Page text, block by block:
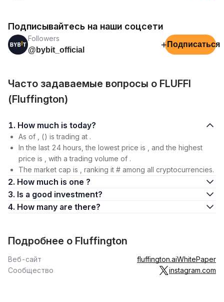
Подписывайтесь на наши соцсети
Followers
@bybit_official
+ Подписаться
Часто задаваемые вопросы о FLUFFI
(Fluffington)
1. How much is today?
As of , () is trading at .
In the last 24 hours, the lowest price is , and the highest
price is , with a trading volume of .
The market cap is , ranking it # among all cryptocurrencies.
2. How much is one ?
3. Is a good investment?
4. How many are there?
Подробнее о Fluffington
Веб-сайт fluffington.aiWhitePaper
Сообщество
instagram.com